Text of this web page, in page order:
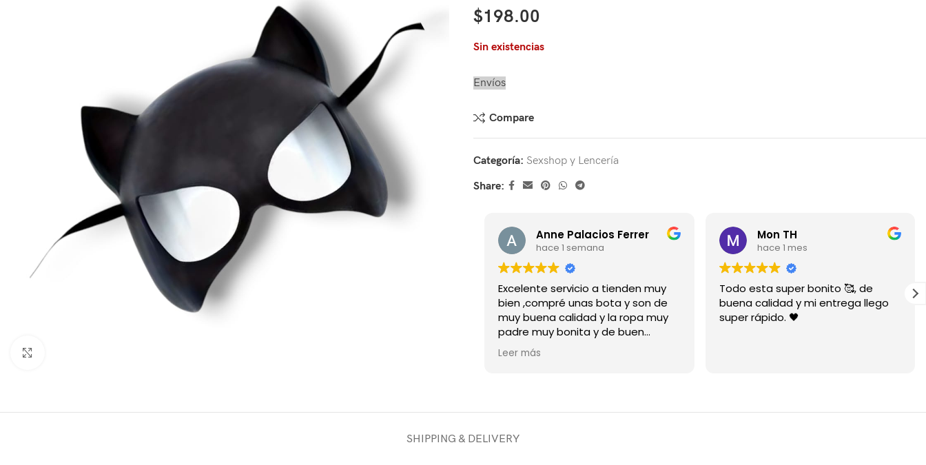
$198.00
Sin existencias
Envíos
Compare
Categoría: Sexshop y Lencería
Share:
Anne Palacios Ferrer
hace 1 semana
Excelente servicio a tienden muy
bien ,compré unas bota y son de
muy buena calidad y la ropa muy
padre muy bonita y de buen
material recomiendo mucho está
tienda
Leer más
Mon TH
hace 1 mes
Todo esta super bonito 🥰, de
buena calidad y mi entrega llego
super rápido. 🖤
SHIPPING & DELIVERY